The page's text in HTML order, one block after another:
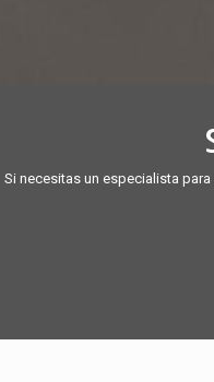
Si necesitas un especialista